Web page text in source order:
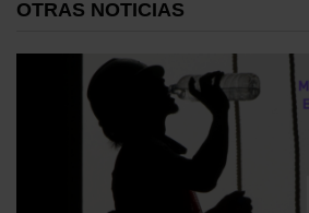
OTRAS NOTICIAS